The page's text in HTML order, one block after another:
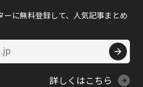
に無料登録して、人気記事まとめ
詳しくはこちら